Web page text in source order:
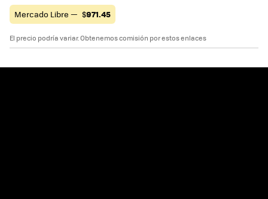
Mercado Libre — $971.45
El precio podría variar. Obtenemos comisión por estos enlaces